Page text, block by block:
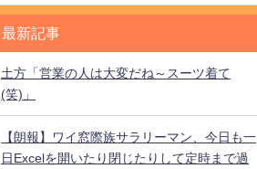
最新記事
土方「営業の人は大変だね～スーツ着て
(笑)」
【朗報】ワイ窓際族サラリーマン、今日も一
日Excelを開いたり閉じたりして定時まで過